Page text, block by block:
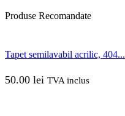
Produse Recomandate
Tapet semilavabil acrilic, 404...
50.00 lei TVA inclus